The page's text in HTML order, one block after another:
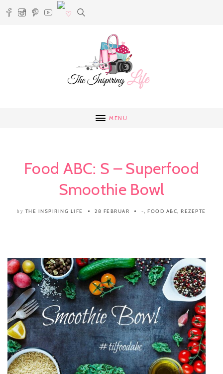
MENU
Food ABC: S – Superfood
Smoothie Bowl
by THE INSPIRING LIFE 28 FEBRUAR -,FOOD ABC,REZEPTE